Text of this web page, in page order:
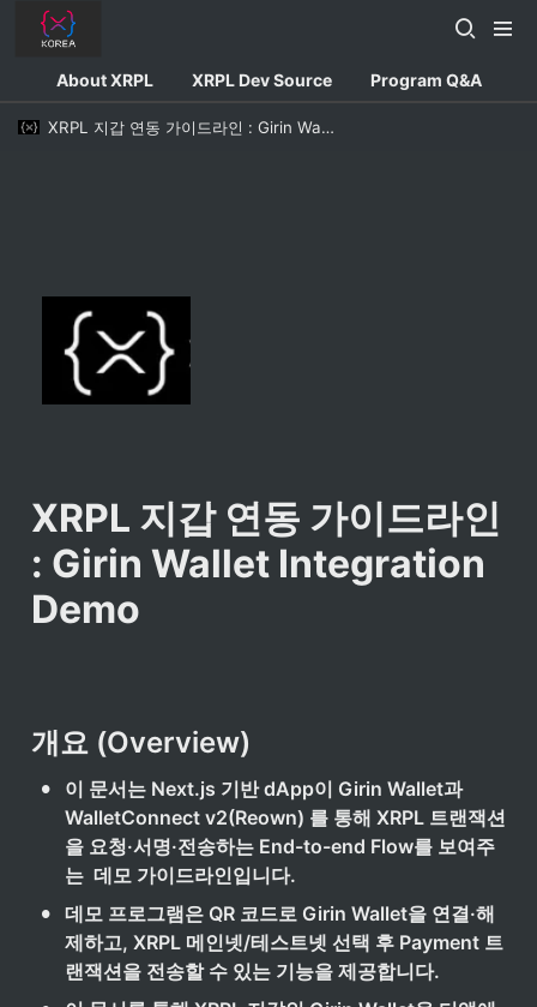
About XRPL XRPL Dev Source Program Q&A
XRPL 지갑 연동 가이드라인 : Girin Wallet Integration Demo
XRPL 지갑 연동 가이드라인
: Girin Wallet Integration
Demo
개요 (Overview)
•
이 문서는 Next.js 기반 dApp이 Girin Wallet과
WalletConnect v2(Reown) 를 통해 XRPL 트랜잭션
을 요청·서명·전송하는 End-to-end Flow를 보여주
는  데모 가이드라인입니다.
• 데모 프로그램은 QR 코드로 Girin Wallet을 연결·해
제하고, XRPL 메인넷/테스트넷 선택 후 Payment 트
랜잭션을 전송할 수 있는 기능을 제공합니다.